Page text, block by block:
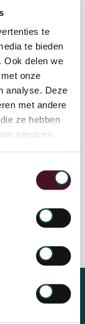
te
te bieden
Ook delen we
onze
analyse. Deze
met andere
ze hebben
services.
privacy. Zie
u
informatie op
relevante